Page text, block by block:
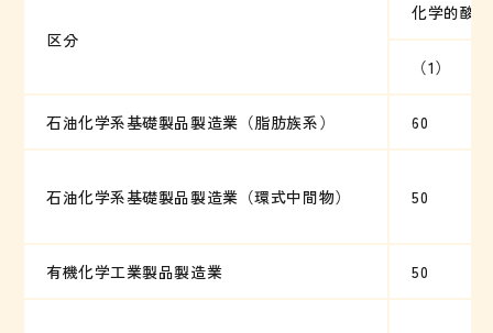
区分
化学的酸
（1）
石油化学系基礎製品製造業（脂肪族系） 60
石油化学系基礎製品製造業（環式中間物） 50
有機化学工業製品製造業 50